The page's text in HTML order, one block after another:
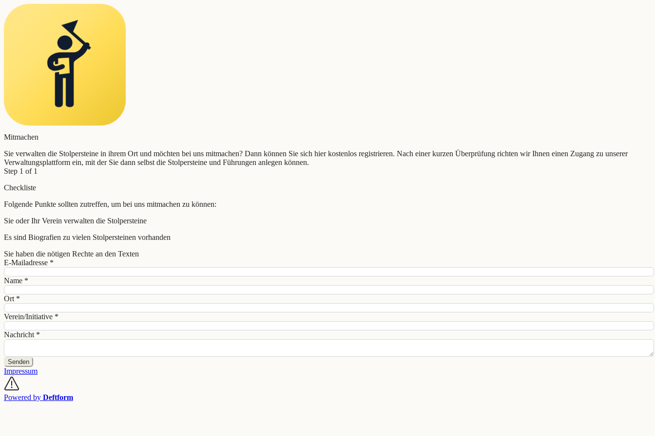
Mitmachen
Sie verwalten die Stolpersteine in ihrem Ort und möchten bei uns mitmachen? Dann können Sie sich hier kostenlos registrieren. Nach einer kurzen Überprüfung richten wir Ihnen einen Zugang zu unserer
Verwaltungsplattform ein, mit der Sie dann selbst die Stolpersteine und Führungen anlegen können.
Step 1 of 1
Checkliste
Folgende Punkte sollten zutreffen, um bei uns mitmachen zu können:
Sie oder Ihr Verein verwalten die Stolpersteine
Es sind Biografien zu vielen Stolpersteinen vorhanden
Sie haben die nötigen Rechte an den Texten
E-Mailadresse *
Name *
Ort *
Verein/Initiative *
Nachricht *
Senden
Impressum
Powered by Deftform